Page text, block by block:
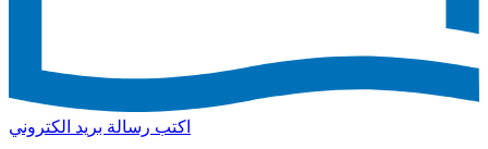
اكتب رسالة بريد الكتروني